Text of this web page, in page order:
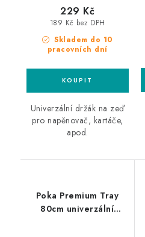
Skladem do 10
pracovních dní
189 Kč bez DPH
229 Kč
Univerzální držák na zeď
pro napěnovač, kartáče,
apod.
Poka Premium Tray
80cm univerzální